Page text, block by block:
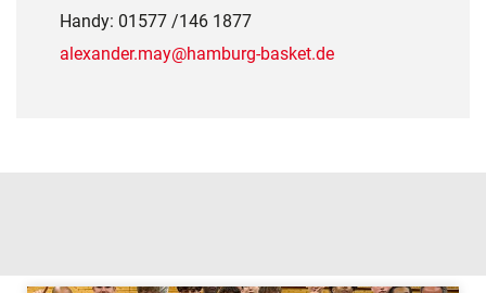
Handy: 01577 /146 1877
alexander.may@hamburg-basket.de